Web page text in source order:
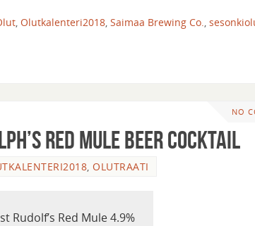
, Olutkalenteri2018, Saimaa Brewing Co.,
NO
Red Mule Beer Cocktail
, OLUTRAATI
Rudolf’s Red Mule 4.9%